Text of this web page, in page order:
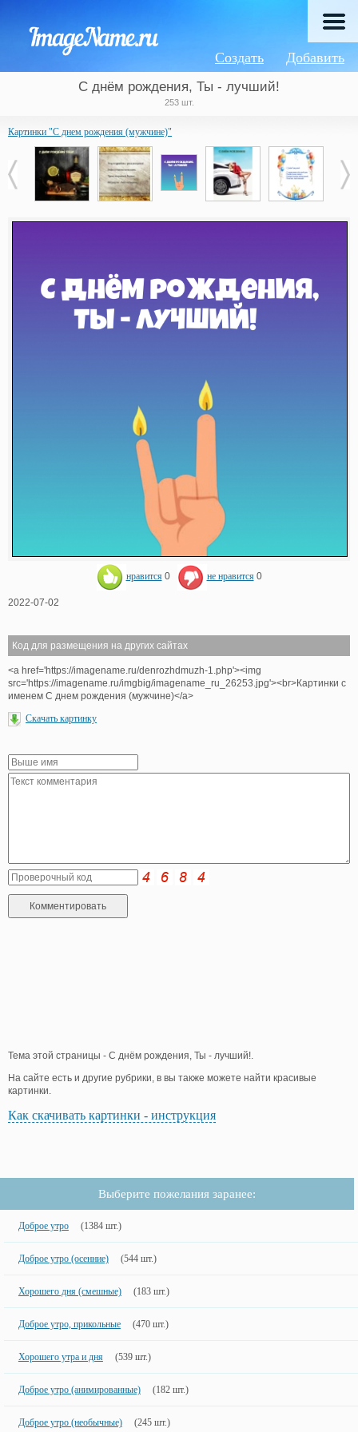
Добавить
Создать
С днём рождения, Ты - лучший!
253 шт.
Картинки "С днем рождения (мужчине)"
нравится 0 не нравится 0
2022-07-02
Код для размещения на других сайтах
<a href='https://imagename.ru/denrozhdmuzh-1.php'><img
src='https://imagename.ru/imgbig/imagename_ru_26253.jpg'><br>Картинки с
именем С днем рождения (мужчине)</a>
Скачать картинку
Тема этой страницы - С днём рождения, Ты - лучший!.
На сайте есть и другие рубрики, в вы также можете найти красивые
картинки.
Как скачивать картинки - инструкция
Выберите пожелания заранее:
Доброе утро (1384 шт.)
Доброе утро (осенние) (544 шт.)
Хорошего дня (смешные) (183 шт.)
Доброе утро, прикольные (470 шт.)
Хорошего утра и дня (539 шт.)
Доброе утро (анимированные) (182 шт.)
Доброе утро (необычные) (245 шт.)